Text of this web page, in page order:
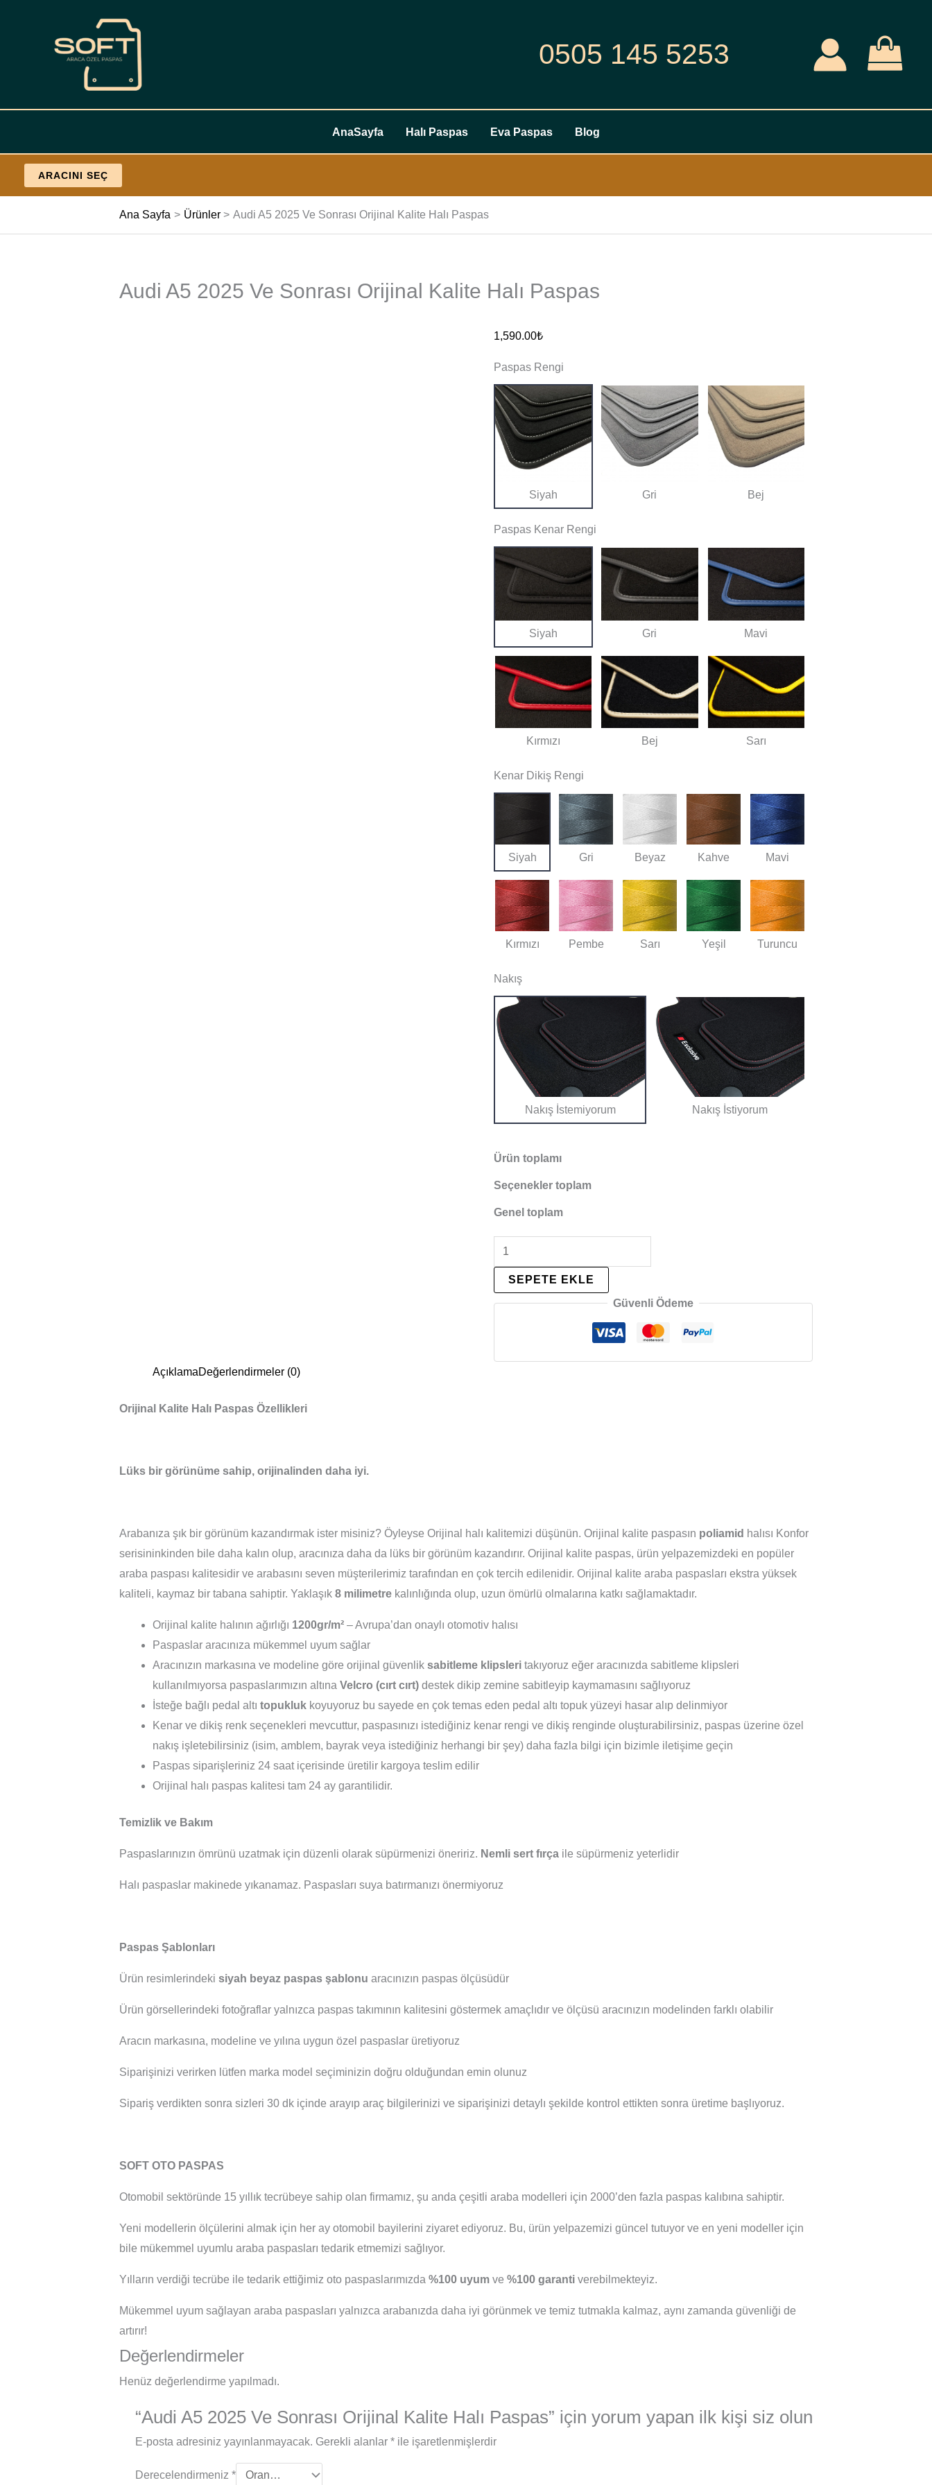
0505 145 5253
AnaSayfa Halı Paspas Eva Paspas Blog
ARACINI SEÇ
Ana Sayfa Ürünler Audi A5 2025 Ve Sonrası Orijinal Kalite Halı Paspas
Audi A5 2025 Ve Sonrası Orijinal Kalite Halı Paspas
1,590.00₺
Paspas Rengi
Siyah Gri Bej
Paspas Kenar Rengi
Siyah Gri Mavi
Kırmızı Bej Sarı
Kenar Dikiş Rengi
Siyah Gri Beyaz Kahve Mavi
Kırmızı Pembe Sarı Yeşil Turuncu
Nakış
Nakış İstemiyorum Nakış İstiyorum
Ürün toplamı
Seçenekler toplam
Genel toplam
Audi
Sonrası
Orijinal
Kalite
Halı
Paspas
adet
SEPETE EKLE
Güvenli Ödeme
AçıklamaDeğerlendirmeler (0)
Orijinal Kalite Halı Paspas Özellikleri
Lüks bir görünüme sahip, orijinalinden daha iyi.
Arabanıza şık bir görünüm kazandırmak ister misiniz? Öyleyse Orijinal halı kalitemizi düşünün. Orijinal kalite paspasın poliamid halısı Konfor
serisininkinden bile daha kalın olup, aracınıza daha da lüks bir görünüm kazandırır. Orijinal kalite paspas, ürün yelpazemizdeki en popüler
araba paspası kalitesidir ve arabasını seven müşterilerimiz tarafından en çok tercih edilenidir. Orijinal kalite araba paspasları ekstra yüksek
kaliteli, kaymaz bir tabana sahiptir. Yaklaşık 8 milimetre kalınlığında olup, uzun ömürlü olmalarına katkı sağlamaktadır.
Orijinal kalite halının ağırlığı 1200gr/m² – Avrupa’dan onaylı otomotiv halısı
Paspaslar aracınıza mükemmel uyum sağlar
Aracınızın markasına ve modeline göre orijinal güvenlik sabitleme klipsleri takıyoruz eğer aracınızda sabitleme klipsleri
kullanılmıyorsa paspaslarımızın altına Velcro (cırt cırt) destek dikip zemine sabitleyip kaymamasını sağlıyoruz
İsteğe bağlı pedal altı topukluk koyuyoruz bu sayede en çok temas eden pedal altı topuk yüzeyi hasar alıp delinmiyor
Kenar ve dikiş renk seçenekleri mevcuttur, paspasınızı istediğiniz kenar rengi ve dikiş renginde oluşturabilirsiniz, paspas üzerine özel
nakış işletebilirsiniz (isim, amblem, bayrak veya istediğiniz herhangi bir şey) daha fazla bilgi için bizimle iletişime geçin
Paspas siparişleriniz 24 saat içerisinde üretilir kargoya teslim edilir
Orijinal halı paspas kalitesi tam 24 ay garantilidir.
Temizlik ve Bakım
Paspaslarınızın ömrünü uzatmak için düzenli olarak süpürmenizi öneririz. Nemli sert fırça ile süpürmeniz yeterlidir
Halı paspaslar makinede yıkanamaz. Paspasları suya batırmanızı önermiyoruz
Paspas Şablonları
Ürün resimlerindeki siyah beyaz paspas şablonu aracınızın paspas ölçüsüdür
Ürün görsellerindeki fotoğraflar yalnızca paspas takımının kalitesini göstermek amaçlıdır ve ölçüsü aracınızın modelinden farklı olabilir
Aracın markasına, modeline ve yılına uygun özel paspaslar üretiyoruz
Siparişinizi verirken lütfen marka model seçiminizin doğru olduğundan emin olunuz
Sipariş verdikten sonra sizleri 30 dk içinde arayıp araç bilgilerinizi ve siparişinizi detaylı şekilde kontrol ettikten sonra üretime başlıyoruz.
SOFT OTO PASPAS
Otomobil sektöründe 15 yıllık tecrübeye sahip olan firmamız, şu anda çeşitli araba modelleri için 2000’den fazla paspas kalıbına sahiptir.
Yeni modellerin ölçülerini almak için her ay otomobil bayilerini ziyaret ediyoruz. Bu, ürün yelpazemizi güncel tutuyor ve en yeni modeller için
bile mükemmel uyumlu araba paspasları tedarik etmemizi sağlıyor.
Yılların verdiği tecrübe ile tedarik ettiğimiz oto paspaslarımızda %100 uyum ve %100 garanti verebilmekteyiz.
Mükemmel uyum sağlayan araba paspasları yalnızca arabanızda daha iyi görünmek ve temiz tutmakla kalmaz, aynı zamanda güvenliği de
artırır!
Değerlendirmeler
Henüz değerlendirme yapılmadı.
“Audi A5 2025 Ve Sonrası Orijinal Kalite Halı Paspas” için yorum yapan ilk kişi siz olun
E-posta adresiniz yayınlanmayacak. Gerekli alanlar * ile işaretlenmişlerdir
Derecelendirmeniz *